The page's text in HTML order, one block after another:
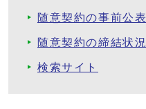
随意契約の事前公表
随意契約の締結状況
検索サイト